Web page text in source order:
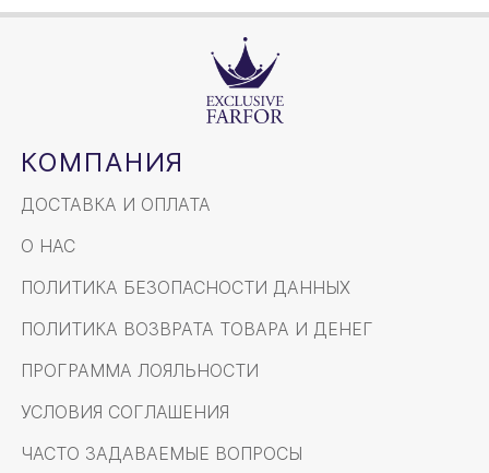
КОМПАНИЯ
ДОСТАВКА И ОПЛАТА
О НАС
ПОЛИТИКА БЕЗОПАСНОСТИ ДАННЫХ
ПОЛИТИКА ВОЗВРАТА ТОВАРА И ДЕНЕГ
ПРОГРАММА ЛОЯЛЬНОСТИ
УСЛОВИЯ СОГЛАШЕНИЯ
ЧАСТО ЗАДАВАЕМЫЕ ВОПРОСЫ